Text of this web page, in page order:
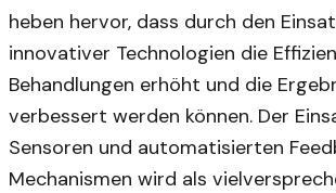
heben hervor, dass durch den
innovativer Technologien die
Behandlungen erhöht und die
verbessert werden können. Der
Sensoren und automatisierten
Mechanismen wird als